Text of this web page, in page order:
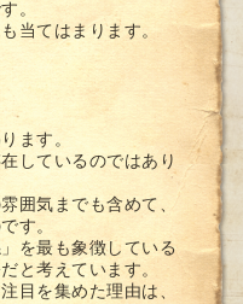
。
当てはまります。
ます。
しているのではあり
囲気までも含めて、
す。
を最も象徴している
と考えています。
目を集めた理由は、